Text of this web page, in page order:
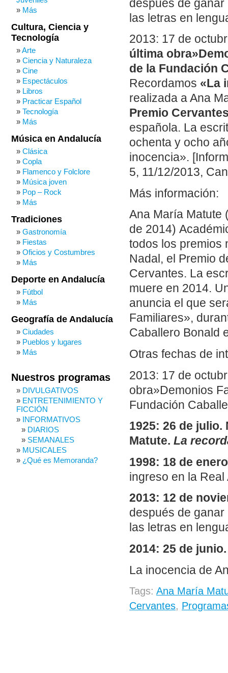
después de
las letras en
2013: 17 de
última
de la Fundación
Recordamos «La
realizada a Ana
Premio
española. La
ochenta y ocho
inocencia».
5, 11/12/2013,
Más información:
Ana María Matute
de 2014)
todos los premios
Nadal, el Premio
Cervantes. La
muere en 2014.
anuncia el que
Familiares»,
Caballero Bonald
Otras fechas de
2013: 17 de
obra»Demonios
Fundación
1925: 26 de julio.
Matute. La
1998: 18 de
ingreso en la
2013: 12 de
después de
las letras en
2014: 25 de junio.
La inocencia de
Tags: Ana María
Cervantes,
Más
Cultura, Ciencia y
Tecnología
Arte
Ciencia y Naturaleza
Cine
Espectáculos
Libros
Practicar Español
Tecnología
Más
Música en Andalucía
Clásica
Copla
Flamenco y Folclore
Música joven
Pop – Rock
Más
Tradiciones
Gastronomía
Fiestas
Oficios y Costumbres
Más
Deporte en Andalucía
Fútbol
Más
Geografía de Andalucía
Ciudades
Pueblos y lugares
Más
Nuestros programas
DIVULGATIVOS
ENTRETENIMIENTO Y
FICCIÓN
INFORMATIVOS
DIARIOS
SEMANALES
MUSICALES
¿Qué es Memoranda?